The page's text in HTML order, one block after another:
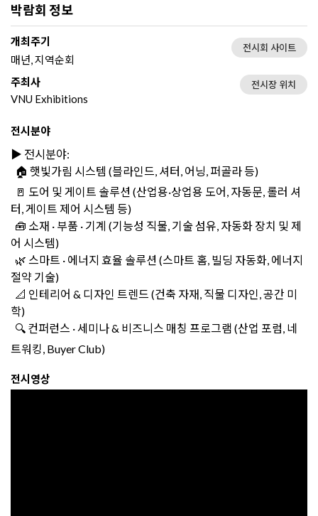
박람회 정보
개최주기
매년, 지역순회
전시회 사이트
주최사
VNU Exhibitions
전시장 위치
전시분야
▶️ 전시분야:
🏠 햇빛가림 시스템 (블라인드, 셔터, 어닝, 퍼골라 등)
🚪 도어 및 게이트 솔루션 (산업용·상업용 도어, 자동문, 롤러 셔
터, 게이트 제어 시스템 등)
🧰 소재 · 부품 · 기계 (기능성 직물, 기술 섬유, 자동화 장치 및 제
어 시스템)
🌿 스마트 · 에너지 효율 솔루션 (스마트 홈, 빌딩 자동화, 에너지
절약 기술)
📐 인테리어 & 디자인 트렌드 (건축 자재, 직물 디자인, 공간 미
학)
🔍 컨퍼런스 · 세미나 & 비즈니스 매칭 프로그램 (산업 포럼, 네
트워킹, Buyer Club)
전시영상